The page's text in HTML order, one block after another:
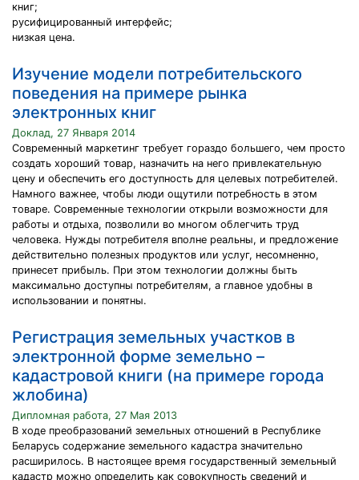
книг;
русифицированный интерфейс;
низкая цена.
Изучение модели потребительского
поведения на примере рынка
электронных книг
Доклад, 27 Января 2014
Современный маркетинг требует гораздо большего, чем просто
создать хороший товар, назначить на него привлекательную
цену и обеспечить его доступность для целевых потребителей.
Намного важнее, чтобы люди ощутили потребность в этом
товаре. Современные технологии открыли возможности для
работы и отдыха, позволили во многом облегчить труд
человека. Нужды потребителя вполне реальны, и предложение
действительно полезных продуктов или услуг, несомненно,
принесет прибыль. При этом технологии должны быть
максимально доступны потребителям, а главное удобны в
использовании и понятны.
Регистрация земельных участков в
электронной форме земельно –
кадастровой книги (на примере города
жлобина)
Дипломная работа, 27 Мая 2013
В ходе преобразований земельных отношений в Республике
Беларусь содержание земельного кадастра значительно
расширилось. В настоящее время государственный земельный
кадастр можно определить как совокупность сведений и